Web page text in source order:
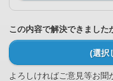
この内容で解決できました
(選択
よろしければご意見等お聞